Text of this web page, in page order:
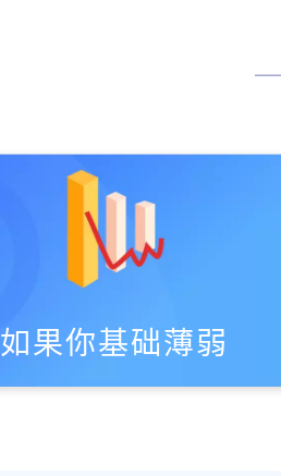
如果你基础薄弱